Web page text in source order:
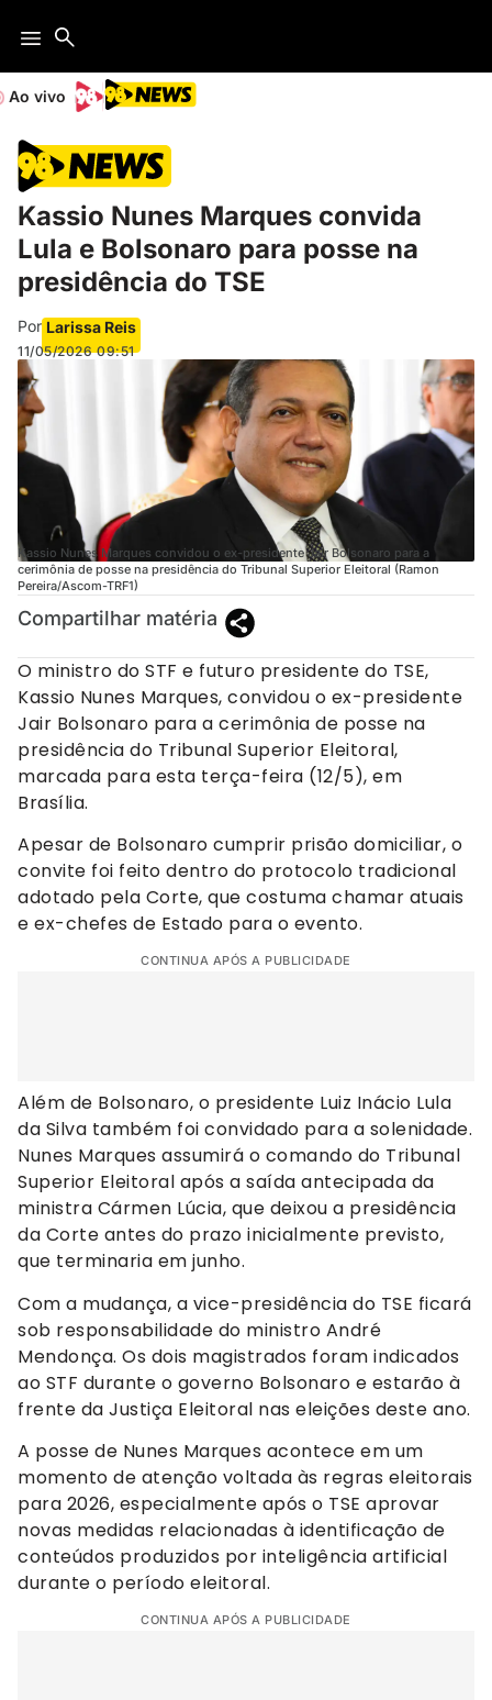
Ao vivo
Kassio Nunes Marques convida
Lula e Bolsonaro para posse na
presidência do TSE
Por Larissa Reis
11/05/2026 09:51
Kassio Nunes Marques convidou o ex-presidente Jair Bolsonaro para a
cerimônia de posse na presidência do Tribunal Superior Eleitoral (Ramon
Pereira/Ascom-TRF1)
Compartilhar matéria
O ministro do STF e futuro presidente do TSE,
Kassio Nunes Marques, convidou o ex-presidente
Jair Bolsonaro para a cerimônia de posse na
presidência do Tribunal Superior Eleitoral,
marcada para esta terça-feira (12/5), em
Brasília.
Apesar de Bolsonaro cumprir prisão domiciliar, o
convite foi feito dentro do protocolo tradicional
adotado pela Corte, que costuma chamar atuais
e ex-chefes de Estado para o evento.
CONTINUA APÓS A PUBLICIDADE
Além de Bolsonaro, o presidente Luiz Inácio Lula
da Silva também foi convidado para a solenidade.
Nunes Marques assumirá o comando do Tribunal
Superior Eleitoral após a saída antecipada da
ministra Cármen Lúcia, que deixou a presidência
da Corte antes do prazo inicialmente previsto,
que terminaria em junho.
Com a mudança, a vice-presidência do TSE ficará
sob responsabilidade do ministro André
Mendonça. Os dois magistrados foram indicados
ao STF durante o governo Bolsonaro e estarão à
frente da Justiça Eleitoral nas eleições deste ano.
A posse de Nunes Marques acontece em um
momento de atenção voltada às regras eleitorais
para 2026, especialmente após o TSE aprovar
novas medidas relacionadas à identificação de
conteúdos produzidos por inteligência artificial
durante o período eleitoral.
CONTINUA APÓS A PUBLICIDADE